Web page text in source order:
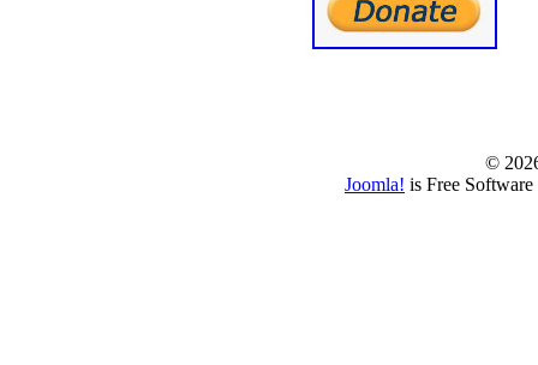
©
Joomla! is Free